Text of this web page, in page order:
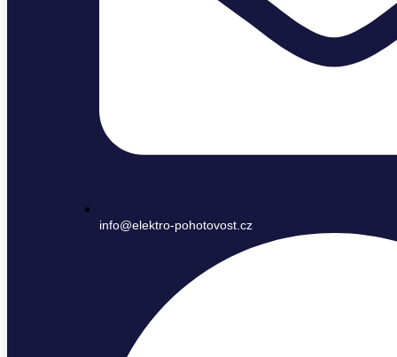
info@elektro-pohotovost.cz